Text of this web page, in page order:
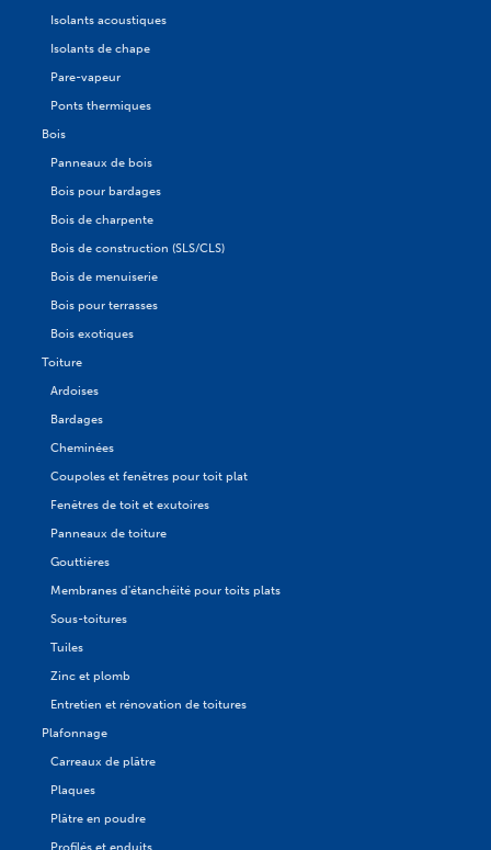
Isolants acoustiques
Isolants de chape
Pare-vapeur
Ponts thermiques
Bois
Panneaux de bois
Bois pour bardages
Bois de charpente
Bois de construction (SLS/CLS)
Bois de menuiserie
Bois pour terrasses
Bois exotiques
Toiture
Ardoises
Bardages
Cheminées
Coupoles et fenêtres pour toit plat
Fenêtres de toit et exutoires
Panneaux de toiture
Gouttières
Membranes d'étanchéité pour toits plats
Sous-toitures
Tuiles
Zinc et plomb
Entretien et rénovation de toitures
Plafonnage
Carreaux de plâtre
Plaques
Plâtre en poudre
Profilés et enduits